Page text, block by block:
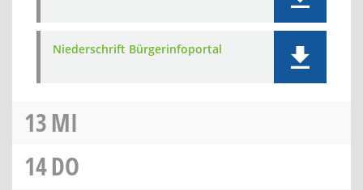
Niederschrift Bürgerinfoportal
13MI
14DO